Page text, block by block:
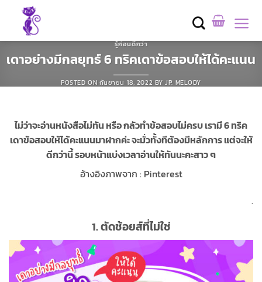
content
รู้ก่อนดีกว่า
เดาอย่างมีกลยุทธ์ 6 ทริคเดาข้อสอบให้ได้คะแนน
POSTED ON กันยายน 18, 2022 BYJP. MELODY
ไม่ว่าจะอ่านหนังสือไม่ทัน หรือ กลัวทำข้อสอบไม่ครบ เรามี 6 ทริค
เดาข้อสอบให้ได้คะแนนมาฝากค่ะ จะมั่วทั้งทีต้องมีหลักการ แต่จะให้
ดีกว่านี้ รอบหน้าแบ่งเวลาอ่านให้ทันนะคะสาว ๆ
อ้างอิงภาพจาก : Pinterest
.
1.ตัดช้อยส์ที่ไม่ใช่